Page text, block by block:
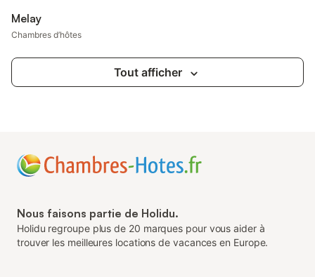
Melay
Chambres d’hôtes
Tout afficher
Nous faisons partie de Holidu.
Holidu regroupe plus de 20 marques pour vous aider à
trouver les meilleures locations de vacances en Europe.